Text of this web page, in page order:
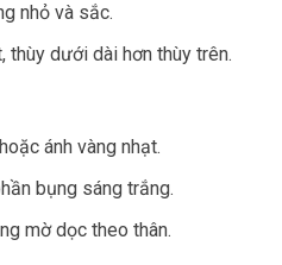
nhỏ và sắc.
thùy dưới dài hơn thùy trên.
ánh vàng nhạt.
bụng sáng trắng.
mờ dọc theo thân.